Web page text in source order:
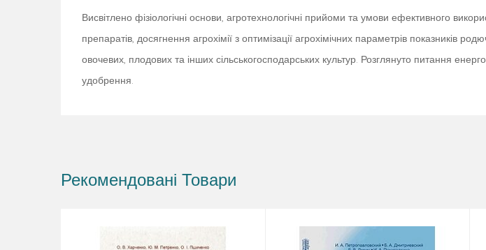
Висвітлено фізіологічні основи, агротехнологічні прийоми та умови ефективного
препаратів, досягнення агрохімії з оптимізації агрохімічних параметрів показників
овочевих, плодових та інших сільськогосподарських культур. Розглянуто питання
удобрення.
Рекомендовані Товари